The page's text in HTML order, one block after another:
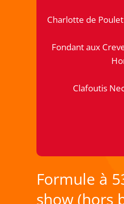
Charlotte de
Fondant aux
Clafoutis
Formule à
show (hors